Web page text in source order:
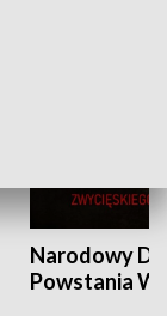
Narodowy
Powstania